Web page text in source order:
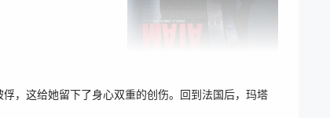
，这给她留下了身心双重的创伤。回到法国后，玛塔